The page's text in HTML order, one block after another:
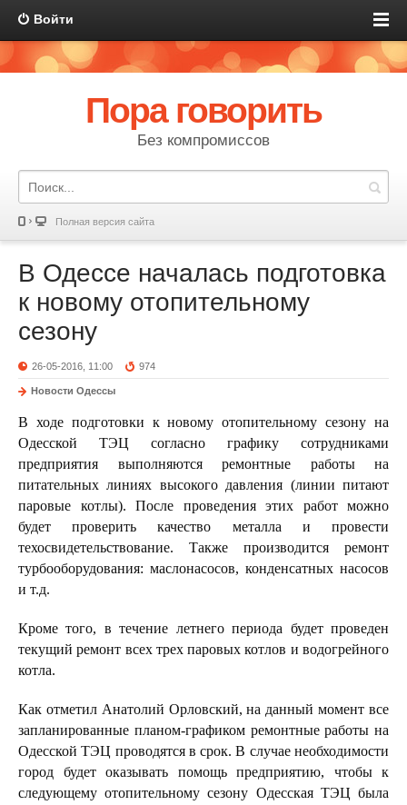
Войти
Пора говорить
Без компромиссов
Полная версия сайта
В Одессе началась подготовка
к новому отопительному
сезону
26-05-2016, 11:00 974
Новости Одессы
В ходе подготовки к новому отопительному сезону на
Одесской ТЭЦ согласно графику сотрудниками
предприятия выполняются ремонтные работы на
питательных линиях высокого давления (линии питают
паровые котлы). После проведения этих работ можно
будет проверить качество металла и провести
техосвидетельствование. Также производится ремонт
турбооборудования: маслонасосов, конденсатных насосов
и т.д.
Кроме того, в течение летнего периода будет проведен
текущий ремонт всех трех паровых котлов и водогрейного
котла.
Как отметил Анатолий Орловский, на данный момент все
запланированные планом-графиком ремонтные работы на
Одесской ТЭЦ проводятся в срок. В случае необходимости
город будет оказывать помощь предприятию, чтобы к
следующему отопительному сезону Одесская ТЭЦ была